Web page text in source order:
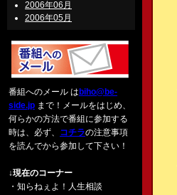
2006年06月
2006年05月
番組へのメール は biho@be-
side.jp まで！メールをはじめ、
何らかの方法で番組に参加する
時は、必ず、 コチラの注意事項
を読んでから参加して下さい！
↓現在のコーナー
・知らねぇよ！人生相談